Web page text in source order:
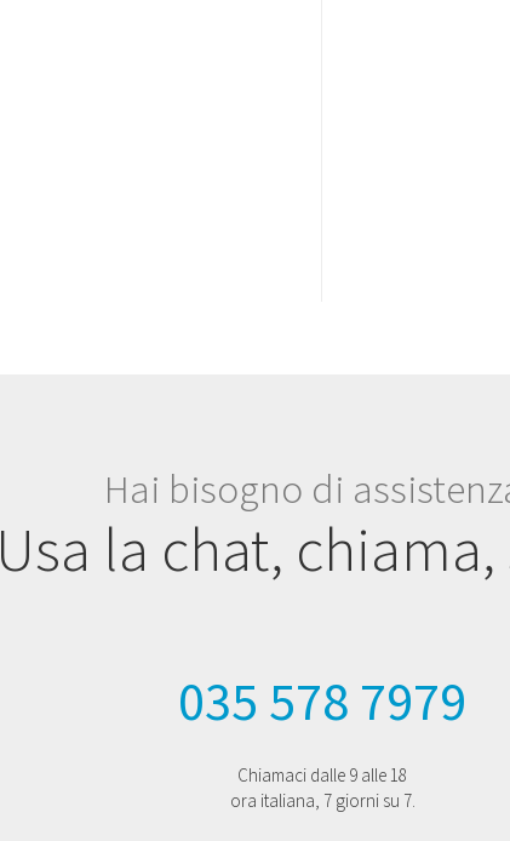
Hai bisogno di
Usa la chat,
035 578 7979
Chiamaci dalle 9 alle 18
ora italiana, 7 giorni su 7.